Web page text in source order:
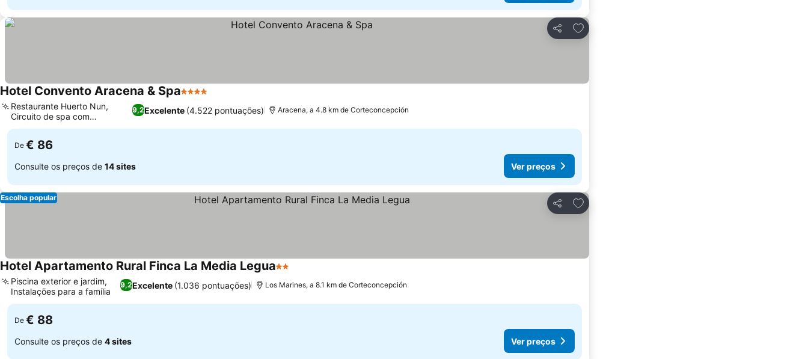
Partilhar
Adicionar aos favoritos
Hotel Convento Aracena & Spa4 Estrelas
9,2Excelente (4.522 pontuações)
Restaurante Huerto Nun,
Circuito de spa com
hidroterapia
Aracena, a 4.8 km de Corteconcepción
De € 86
Consulte os preços de 14 sites Ver preços
Partilhar
Adicionar aos favoritos
Escolha popular
Hotel Apartamento Rural Finca La Media Legua2 Estrelas
9,2Excelente (1.036 pontuações)
Piscina exterior e jardim,
Instalações para a família
Los Marines, a 8.1 km de Corteconcepción
De € 88
Consulte os preços de 4 sites Ver preços